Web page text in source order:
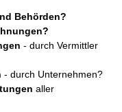
Behörden?
- durch Vermittler
- durch Unternehmen?
aller